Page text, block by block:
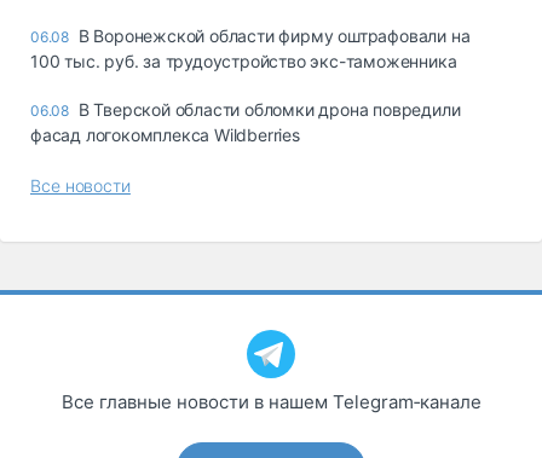
06.08 В Воронежской области фирму оштрафовали на
100 тыс. руб. за трудоустройство экс-таможенника
06.08 В Тверской области обломки дрона повредили
фасад логокомплекса Wildberries
Все новости
Все главные новости в нашем Telegram‑канале